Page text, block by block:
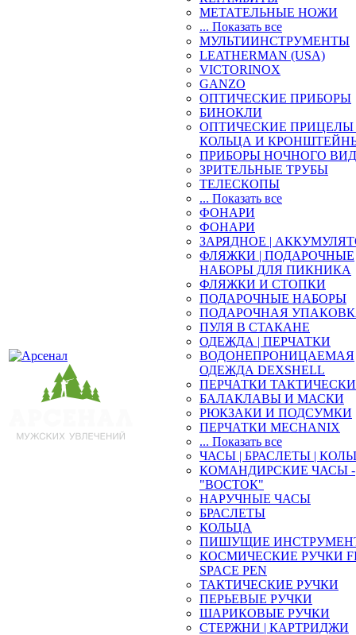
МЕТАТЕЛЬНЫЕ НОЖИ
... Показать все
МУЛЬТИИНСТРУМЕНТЫ
LEATHERMAN (USA)
VICTORINOX
GANZO
ОПТИЧЕСКИЕ ПРИБОРЫ
БИНОКЛИ
ОПТИЧЕСКИЕ ПРИЦЕЛЫ
КОЛЬЦА И
ПРИБОРЫ НОЧНОГО
ЗРИТЕЛЬНЫЕ ТРУБЫ
ТЕЛЕСКОПЫ
... Показать все
ФОНАРИ
ФОНАРИ
ЗАРЯДНОЕ |
ФЛЯЖКИ | ПОДАРОЧНЫЕ
НАБОРЫ ДЛЯ ПИКНИКА
ФЛЯЖКИ И СТОПКИ
ПОДАРОЧНЫЕ НАБОРЫ
ПОДАРОЧНАЯ
ПУЛЯ В СТАКАНЕ
ОДЕЖДА | ПЕРЧАТКИ
ВОДОНЕПРОНИЦАЕМАЯ
ОДЕЖДА DEXSHELL
ПЕРЧАТКИ
БАЛАКЛАВЫ И МАСКИ
РЮКЗАКИ И ПОДСУМКИ
ПЕРЧАТКИ MECHANIX
... Показать все
ЧАСЫ | БРАСЛЕТЫ |
КОМАНДИРСКИЕ ЧАСЫ -
"ВОСТОК"
НАРУЧНЫЕ ЧАСЫ
БРАСЛЕТЫ
КОЛЬЦА
ПИШУЩИЕ
КОСМИЧЕСКИЕ РУЧКИ
SPACE PEN
ТАКТИЧЕСКИЕ РУЧКИ
ПЕРЬЕВЫЕ РУЧКИ
ШАРИКОВЫЕ РУЧКИ
СТЕРЖНИ | КАРТРИДЖИ